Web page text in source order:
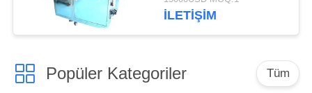
Model Karıştırıcı
Karıştırıcı
İLETIŞIM
Popüler Kategoriler Tüm